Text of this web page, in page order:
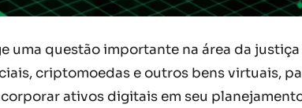
questão importante na área da
criptomoedas e outros bens virtuais,
ativos digitais em seu